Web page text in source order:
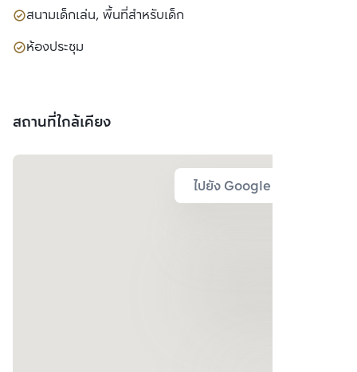
สนามเด็กเล่น, พื้นที่สำหรับเด็ก
ห้องประชุม
สถานที่ใกล้เคียง
ไปยัง Google Map